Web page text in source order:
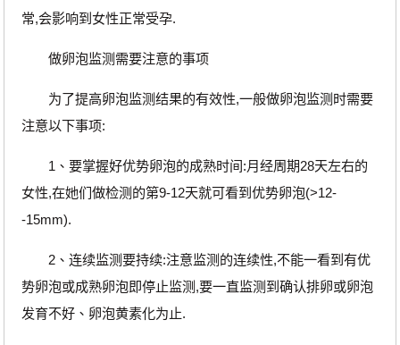
常,会影响到女性正常受孕.
做卵泡监测需要注意的事项
为了提高卵泡监测结果的有效性,一般做卵泡监测时需要
注意以下事项:
1、要掌握好优势卵泡的成熟时间:月经周期28天左右的
女性,在她们做检测的第9-12天就可看到优势卵泡(>12-
-15mm).
2、连续监测要持续:注意监测的连续性,不能一看到有优
势卵泡或成熟卵泡即停止监测,要一直监测到确认排卵或卵泡
发育不好、卵泡黄素化为止.